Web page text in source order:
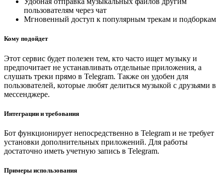
пользователям через чат
Мгновенный доступ к популярным трекам и подборкам
Кому подойдет
Этот сервис будет полезен тем, кто часто ищет музыку и
предпочитает не устанавливать отдельные приложения, а
слушать треки прямо в Telegram. Также он удобен для
пользователей, которые любят делиться музыкой с друзьями в
мессенджере.
Интеграции и требования
Бот функционирует непосредственно в Telegram и не требует
установки дополнительных приложений. Для работы
достаточно иметь учетную запись в Telegram.
Примеры использования